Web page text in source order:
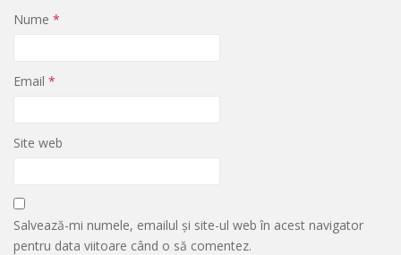
Nume *
Email *
Site web
Salvează-mi numele, emailul și site-ul web în acest navigator
pentru data viitoare când o să comentez.